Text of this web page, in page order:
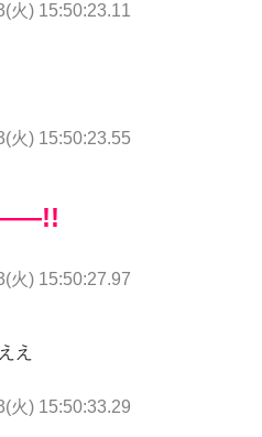
火) 15:50:23.11
火) 15:50:23.55
火) 15:50:27.97
え
火) 15:50:33.29